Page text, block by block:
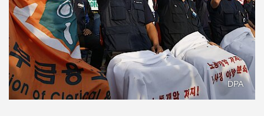
DPA